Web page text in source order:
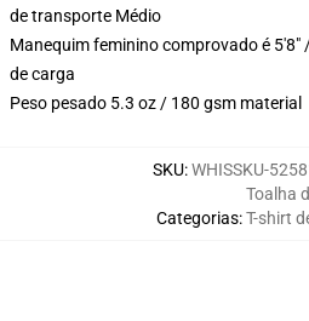
de transporte Médio
Manequim feminino comprovado é 5'8"
de carga
Peso pesado 5.3 oz / 180 gsm material
SKU:WHISSKU-
Categorias:
Toalha
T-shirt